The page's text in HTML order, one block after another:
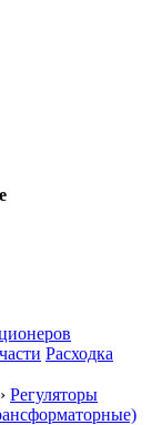
Расходка
› Регуляторы